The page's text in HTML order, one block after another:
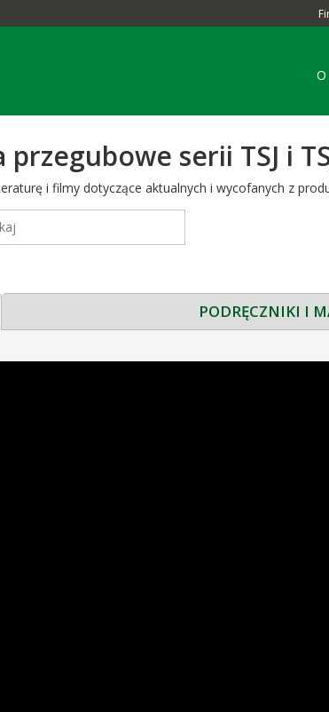
O
serii TSJ i
i filmy dotyczące aktualnych i wycofanych z
PODRĘCZNIKI I